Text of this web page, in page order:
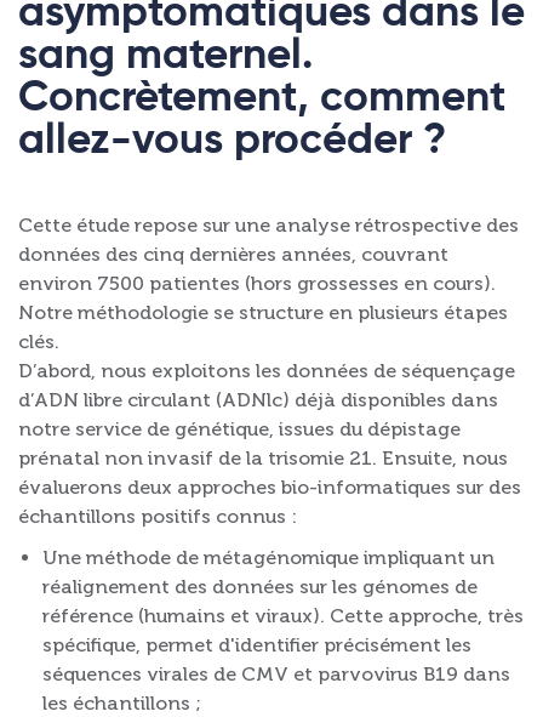
asymptomatiques dans le
sang maternel.
Concrètement, comment
allez-vous procéder ?
Cette étude repose sur une analyse rétrospective des
données des cinq dernières années, couvrant
environ 7500 patientes (hors grossesses en cours).
Notre méthodologie se structure en plusieurs étapes
clés.
D’abord, nous exploitons les données de séquençage
d’ADN libre circulant (ADNlc) déjà disponibles dans
notre service de génétique, issues du dépistage
prénatal non invasif de la trisomie 21. Ensuite, nous
évaluerons deux approches bio-informatiques sur des
échantillons positifs connus :
Une méthode de métagénomique impliquant un
réalignement des données sur les génomes de
référence (humains et viraux). Cette approche, très
spécifique, permet d'identifier précisément les
séquences virales de CMV et parvovirus B19 dans
les échantillons ;